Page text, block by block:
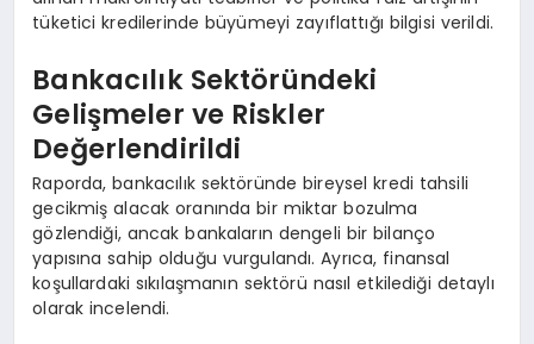
tüketici kredilerinde büyümeyi zayıflattığı bilgisi verildi.
Bankacılık Sektöründeki
Gelişmeler ve Riskler
Değerlendirildi
Raporda, bankacılık sektöründe bireysel kredi tahsili
gecikmiş alacak oranında bir miktar bozulma
gözlendiği, ancak bankaların dengeli bir bilanço
yapısına sahip olduğu vurgulandı. Ayrıca, finansal
koşullardaki sıkılaşmanın sektörü nasıl etkilediği detaylı
olarak incelendi.